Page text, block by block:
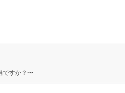
ですか？〜